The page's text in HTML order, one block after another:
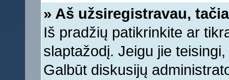
» Aš užsiregistravau,
Iš pradžių patikrinkite ar
slaptažodį. Jeigu jie
Galbūt diskusijų